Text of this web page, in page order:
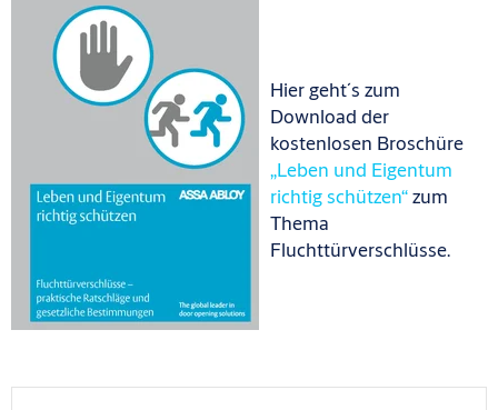
Hier geht´s zum
Download der
kostenlosen Broschüre
„Leben und Eigentum
richtig schützen“zum
Thema
Fluchttürverschlüsse.